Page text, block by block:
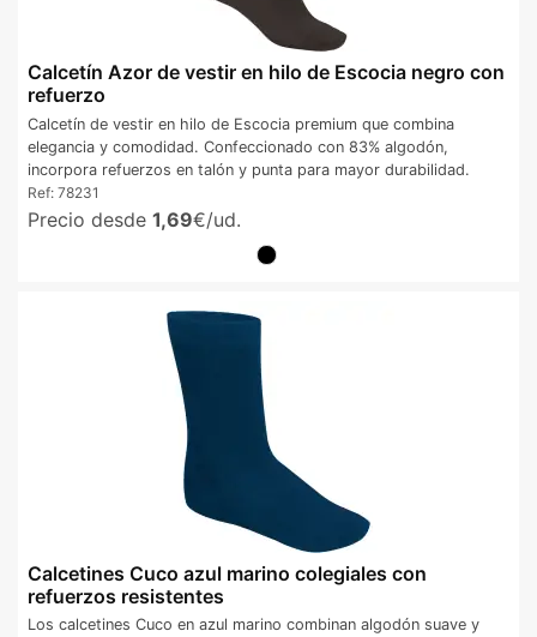
Calcetín Azor de vestir en hilo de Escocia negro con
refuerzo
Calcetín de vestir en hilo de Escocia premium que combina
elegancia y comodidad. Confeccionado con 83% algodón,
incorpora refuerzos en talón y punta para mayor durabilidad.
Ref: 78231
Precio desde 1,69€/ud.
Calcetines Cuco azul marino colegiales con
refuerzos resistentes
Los calcetines Cuco en azul marino combinan algodón suave y